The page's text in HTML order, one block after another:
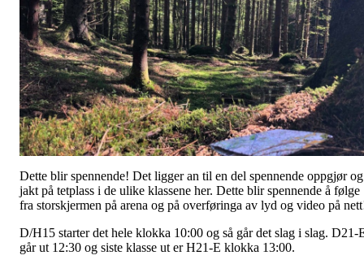
Dette blir spennende! Det ligger an til en del spennende oppgjør og
jakt på tetplass i de ulike klassene her. Dette blir spennende å følge
fra storskjermen på arena og på overføringa av lyd og video på
D/H15 starter det hele klokka 10:00 og så går det slag i slag. D21-
går ut 12:30 og siste klasse ut er H21-E klokka 13:00.